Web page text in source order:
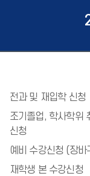
전과 및 재입학 신청
조기졸업, 학사학위
신청
예비 수강신청 (장바
재학생 본 수강신청